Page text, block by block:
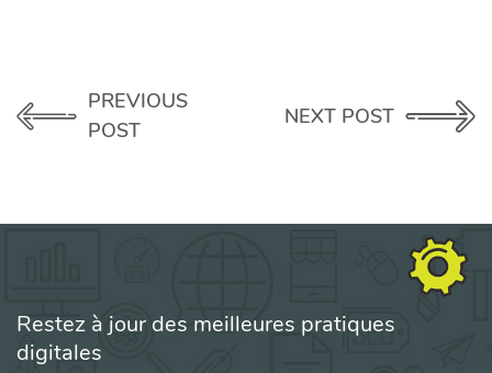
PREVIOUS
POST
NEXT POST
Restez à jour des meilleures pratiques
digitales